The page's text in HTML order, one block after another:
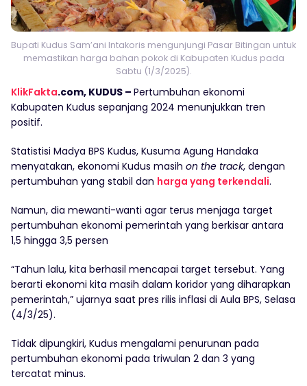
Bupati Kudus Sam’ani Intakoris mengunjungi Pasar Bitingan untuk
memastikan harga bahan pokok di Kabupaten Kudus pada
Sabtu (1/3/2025).
KlikFakta.com, KUDUS – Pertumbuhan ekonomi
Kabupaten Kudus sepanjang 2024 menunjukkan tren
positif.
Statistisi Madya BPS Kudus, Kusuma Agung Handaka
menyatakan, ekonomi Kudus masih on the track, dengan
pertumbuhan yang stabil dan harga yang terkendali.
Namun, dia mewanti-wanti agar terus menjaga target
pertumbuhan ekonomi pemerintah yang berkisar antara
1,5 hingga 3,5 persen
“Tahun lalu, kita berhasil mencapai target tersebut. Yang
berarti ekonomi kita masih dalam koridor yang diharapkan
pemerintah,” ujarnya saat pres rilis inflasi di Aula BPS, Selasa
(4/3/25).
Tidak dipungkiri, Kudus mengalami penurunan pada
pertumbuhan ekonomi pada triwulan 2 dan 3 yang
tercatat minus.